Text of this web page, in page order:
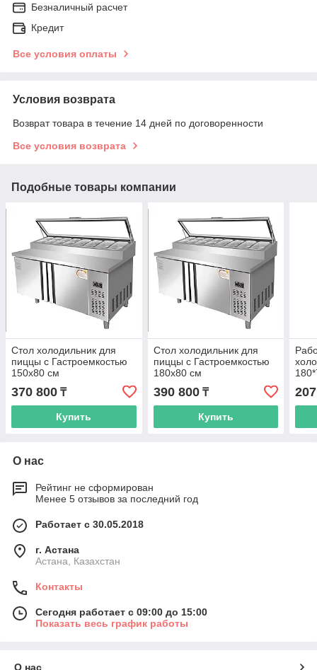
Безналичный расчет
Кредит
Все условия оплаты
Условия возврата
Возврат товара в течение 14 дней по договоренности
Все условия возврата
Подобные товары компании
Cтол холодильник для
пиццы с Гастроемкостью
150x80 см
370 800 ₸
Купить
Cтол холодильник для
пиццы с Гастроемкостью
180x80 см
390 800₸
Купить
О нас
Рейтинг не сформирован
Менее 5 отзывов за последний год
Работает с 30.05.2018
г. Астана
Астана, Казахстан
Контакты
Сегодня работает с 09:00 до 15:00
Показать весь график работы
О нас